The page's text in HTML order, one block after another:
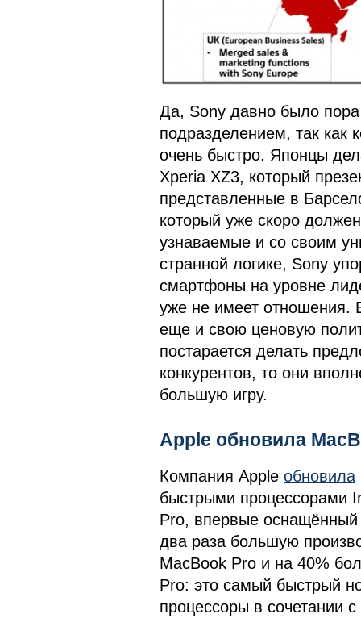
Да, Sony давно было
подразделением, так как
очень быстро. Японцы
Xperia XZ3, который
представленные в
который уже скоро
узнаваемые и со своим
странной логике, Sony
смартфоны на уровне
уже не имеет отношения.
еще и свою ценовую
постарается делать
конкурентов, то они
большую игру.
Apple обновила
Компания Apple обновила
быстрыми процессорами
Pro, впервые
два раза большую
MacBook Pro и на 40%
Pro: это самый быстрый
процессоры в сочетании